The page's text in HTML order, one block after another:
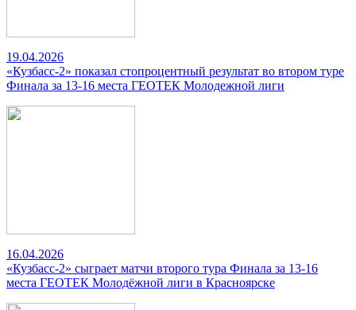
19.04.2026
«Кузбасс-2» показал стопроцентный результат во втором туре
Финала за 13-16 места ГЕОТЕК Молодежной лиги
16.04.2026
«Кузбасс-2» сыграет матчи второго тура Финала за 13-16
места ГЕОТЕК Молодёжной лиги в Красноярске